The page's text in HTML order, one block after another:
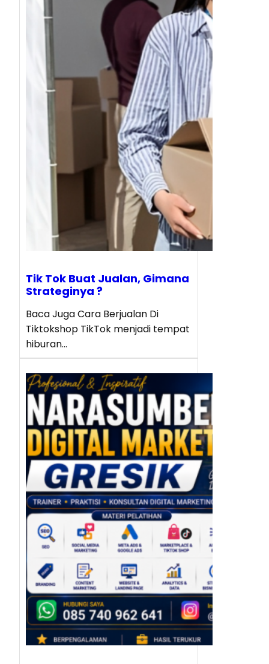
Tik Tok Buat Jualan, Gimana
Strateginya ?
Baca Juga Cara Berjualan Di
Tiktokshop TikTok menjadi tempat
hiburan…